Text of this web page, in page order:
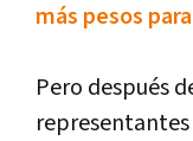
más pesos
Pero después